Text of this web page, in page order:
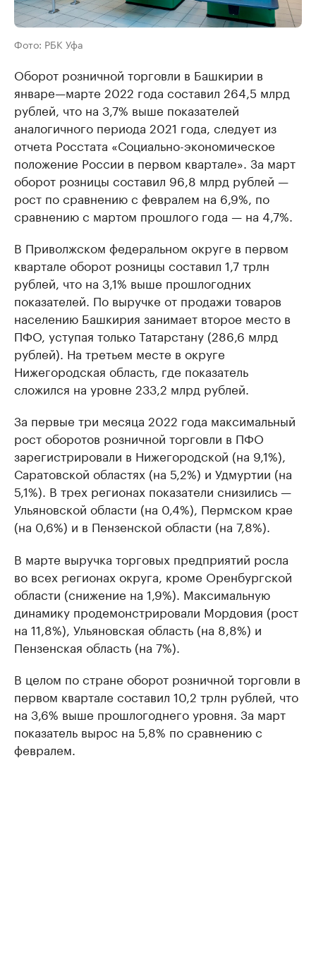
Фото: РБК Уфа
Оборот розничной торговли в Башкирии в
январе—марте 2022 года составил 264,5 млрд
рублей, что на 3,7% выше показателей
аналогичного периода 2021 года, следует из
отчета Росстата «Социально-экономическое
положение России в первом квартале». За март
оборот розницы составил 96,8 млрд рублей —
рост по сравнению с февралем на 6,9%, по
сравнению с мартом прошлого года — на 4,7%.
В Приволжском федеральном округе в первом
квартале оборот розницы составил 1,7 трлн
рублей, что на 3,1% выше прошлогодних
показателей. По выручке от продажи товаров
населению Башкирия занимает второе место в
ПФО, уступая только Татарстану (286,6 млрд
рублей). На третьем месте в округе
Нижегородская область, где показатель
сложился на уровне 233,2 млрд рублей.
За первые три месяца 2022 года максимальный
рост оборотов розничной торговли в ПФО
зарегистрировали в Нижегородской (на 9,1%),
Саратовской областях (на 5,2%) и Удмуртии (на
5,1%). В трех регионах показатели снизились —
Ульяновской области (на 0,4%), Пермском крае
(на 0,6%) и в Пензенской области (на 7,8%).
В марте выручка торговых предприятий росла
во всех регионах округа, кроме Оренбургской
области (снижение на 1,9%). Максимальную
динамику продемонстрировали Мордовия (рост
на 11,8%), Ульяновская область (на 8,8%) и
Пензенская область (на 7%).
В целом по стране оборот розничной торговли в
первом квартале составил 10,2 трлн рублей, что
на 3,6% выше прошлогоднего уровня. За март
показатель вырос на 5,8% по сравнению с
февралем.